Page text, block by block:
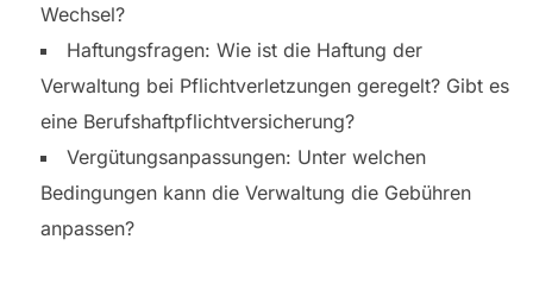
Wechsel?
Haftungsfragen: Wie ist die Haftung der
Verwaltung bei Pflichtverletzungen geregelt? Gibt es
eine Berufshaftpflichtversicherung?
Vergütungsanpassungen: Unter welchen
Bedingungen kann die Verwaltung die Gebühren
anpassen?